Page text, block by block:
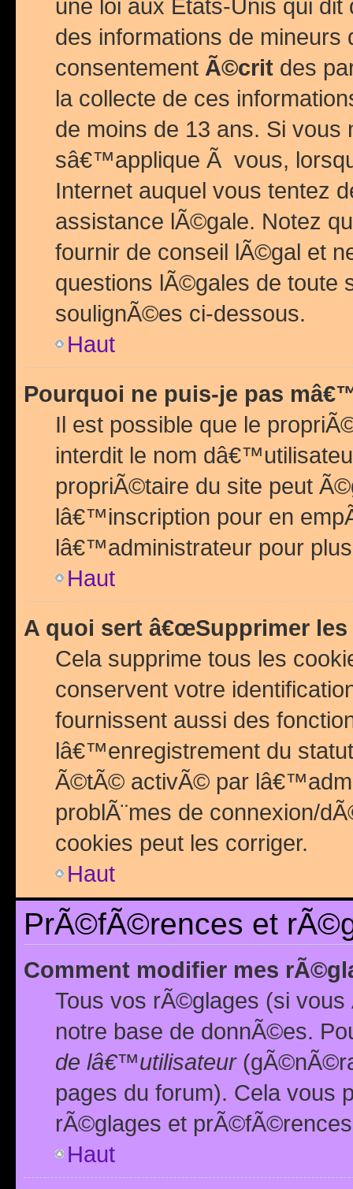
une loi aux Etats-Unis qui
des informations de mineurs
consentement Ã©crit des
la collecte de ces
de moins de 13 ans. Si
sâ€™applique Ã vous,
Internet auquel vous tentez
assistance lÃ©gale. Notez
fournir de conseil lÃ©gal et
questions lÃ©gales de
soulignÃ©es ci-dessous.
Haut
Pourquoi ne puis-je pas
Il est possible que le
interdit le nom
propriÃ©taire du site peut
lâ€™inscription pour en
lâ€™administrateur pour
Haut
A quoi sert â€œSupprimer les
Cela supprime tous les
conservent votre
fournissent aussi des
lâ€™enregistrement du
Ã©tÃ© activÃ© par
problÃ¨mes de connexion/
cookies peut les corriger.
Haut
PrÃ©fÃ©rences et
Comment modifier mes
Tous vos rÃ©glages (si
notre base de donnÃ©es.
de lâ€™utilisateur
pages du forum). Cela vous
rÃ©glages et
Haut